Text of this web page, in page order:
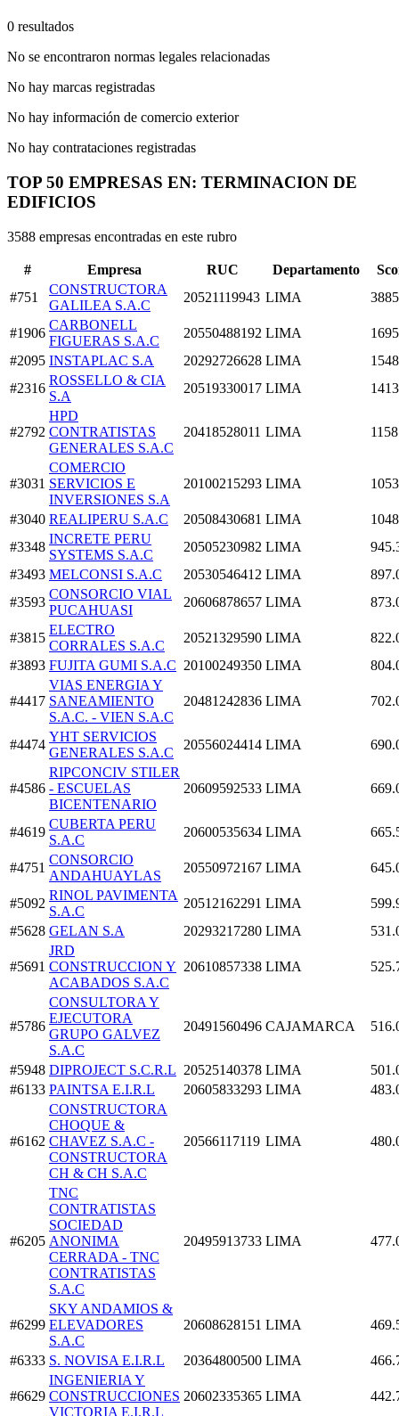
0 resultados
No se encontraron normas legales relacionadas
No hay marcas registradas
No hay información de comercio exterior
No hay contrataciones registradas
TOP 50 EMPRESAS EN: TERMINACION DE
EDIFICIOS
3588 empresas encontradas en este rubro
# Empresa RUC Departamento
#751
CONSTRUCTORA
GALILEA S.A.C
20521119943 LIMA
#1906
CARBONELL
FIGUERAS S.A.C
20550488192 LIMA
#2095 INSTAPLAC S.A 20292726628 LIMA
#2316
ROSSELLO & CIA
S.A
20519330017 LIMA
#2792
HPD
CONTRATISTAS
GENERALES S.A.C
20418528011 LIMA
#3031
COMERCIO
SERVICIOS E
INVERSIONES S.A
20100215293 LIMA
#3040 REALIPERU S.A.C 20508430681 LIMA
#3348
INCRETE PERU
SYSTEMS S.A.C
20505230982 LIMA
#3493 MELCONSI S.A.C 20530546412 LIMA
#3593
CONSORCIO VIAL
PUCAHUASI
20606878657 LIMA
#3815
ELECTRO
CORRALES S.A.C
20521329590 LIMA
#3893 FUJITA GUMI S.A.C 20100249350 LIMA
#4417
VIAS ENERGIA Y
SANEAMIENTO
S.A.C. - VIEN S.A.C
20481242836 LIMA
#4474
YHT SERVICIOS
GENERALES S.A.C
20556024414 LIMA
#4586
RIPCONCIV STILER
- ESCUELAS
BICENTENARIO
20609592533 LIMA
#4619
CUBERTA PERU
S.A.C
20600535634 LIMA
#4751
CONSORCIO
ANDAHUAYLAS
20550972167 LIMA
#5092
RINOL PAVIMENTA
S.A.C
20512162291 LIMA
#5628 GELAN S.A 20293217280 LIMA
#5691
JRD
CONSTRUCCION Y
ACABADOS S.A.C
20610857338 LIMA
#5786
CONSULTORA Y
EJECUTORA
GRUPO GALVEZ
S.A.C
20491560496 CAJAMARCA
#5948 DIPROJECT S.C.R.L 20525140378 LIMA
#6133 PAINTSA E.I.R.L 20605833293 LIMA
#6162
CONSTRUCTORA
CHOQUE &
CHAVEZ S.A.C -
CONSTRUCTORA
CH & CH S.A.C
20566117119 LIMA
#6205
TNC
CONTRATISTAS
SOCIEDAD
ANONIMA
CERRADA - TNC
CONTRATISTAS
S.A.C
20495913733 LIMA
#6299
SKY ANDAMIOS &
ELEVADORES
S.A.C
20608628151 LIMA
#6333 S. NOVISA E.I.R.L 20364800500 LIMA
#6629
INGENIERIA Y
CONSTRUCCIONES
VICTORIA E.I.R.L
20602335365 LIMA